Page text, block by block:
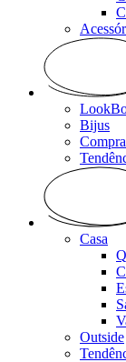
Bijus
Casa
Outside